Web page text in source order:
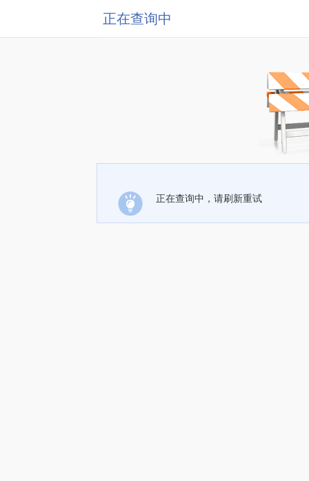
正在查询中
正在查询中，请刷新重试